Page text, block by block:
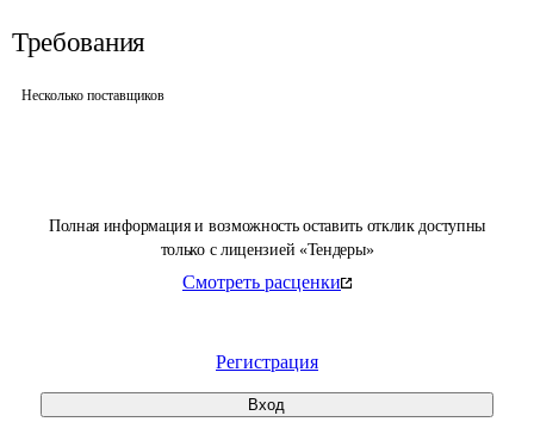
Полная информация и возможность оставить отклик доступны
только с лицензией «Тендеры»
Смотреть расценки
Регистрация
Вход
Требования
Несколько поставщиков